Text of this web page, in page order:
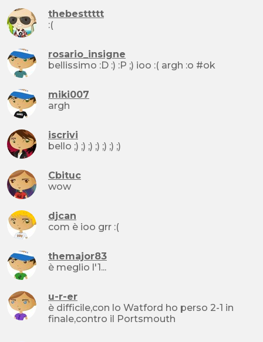
thebesttttt
:(
rosario_insigne
bellissimo :D :) :P ;) ioo :( argh :o #ok
miki007
argh
iscrivi
bello ;) ;) ;) ;) ;) ;) ;)
Cbituc
wow
djcan
com è ioo grr :(
themajor83
è meglio l'1...
u-r-er
è difficile,con lo Watford ho perso 2-1 in
finale,contro il Portsmouth